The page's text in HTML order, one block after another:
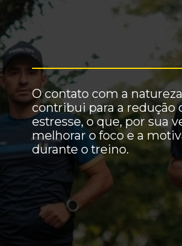
O contato com a natureza
contribui para a redução
estresse, o que, por sua
melhorar o foco e a
durante o treino.